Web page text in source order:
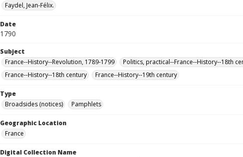
Faydel, Jean-Félix.
Date
1790
Subject
France--History--Revolution, 1789-1799
Politics, practical--France--History--18th
France--History--18th century
France--History--19th century
Type
Broadsides (notices)
Pamphlets
Geographic Location
France
Digital Collection Name